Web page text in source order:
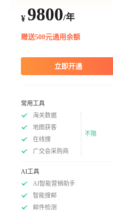
¥ 9800/年
赠送500元通用余额
立即开通
常用工具
海关数据
地图获客
在线搜
广交会采购商
不限
AI工具
AI智能营销助手
智能搜邮
邮件检测